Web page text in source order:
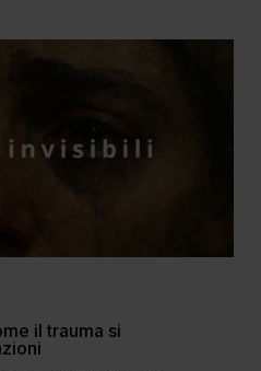
il trauma si